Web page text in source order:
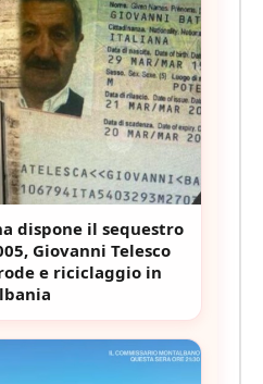
dispone il sequestro
Giovanni Telesco
e riciclaggio in